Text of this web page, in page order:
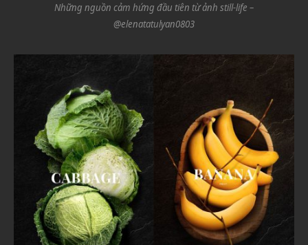
Những nguồn cảm hứng đầu tiên từ ảnh still-life –
@elenatatulyan0803